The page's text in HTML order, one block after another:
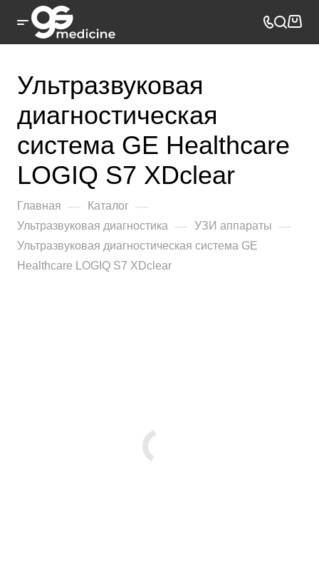
Ультразвуковая
диагностическая
система GE Healthcare
LOGIQ S7 XDclear
Главная — Каталог —
Ультразвуковая диагностика — УЗИ аппараты —
Ультразвуковая диагностическая система GE
Healthcare LOGIQ S7 XDclear